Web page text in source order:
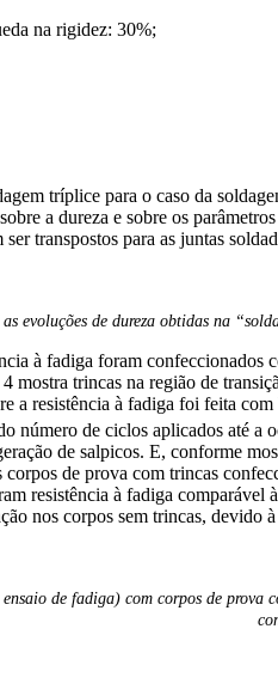
na rigidez: 30%;
tríplice para o caso da
a dureza e sobre os
transpostos para as juntas
evoluções de dureza obtidas na
à fadiga foram
mostra trincas na região de
a resistência à fadiga foi feita
número de ciclos aplicados até a
de salpicos. E, conforme
de prova com trincas
resistência à fadiga
nos corpos sem trincas,
ensaio de fadiga) com corpos de